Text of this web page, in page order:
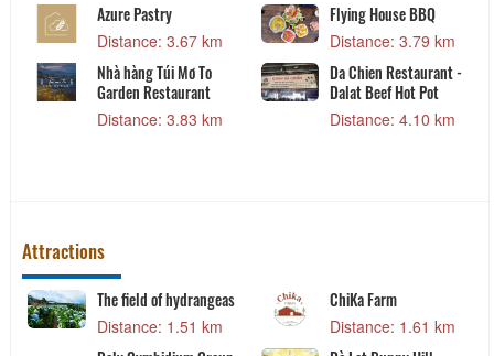
Azure Pastry
Distance: 3.67 km
Flying House BBQ
Distance: 3.79 km
Nhà hàng Túi Mơ To
Garden Restaurant
Distance: 3.83 km
Da Chien Restaurant -
Dalat Beef Hot Pot
Distance: 4.10 km
Attractions
The field of hydrangeas
Distance: 1.51 km
ChiKa Farm
Distance: 1.61 km